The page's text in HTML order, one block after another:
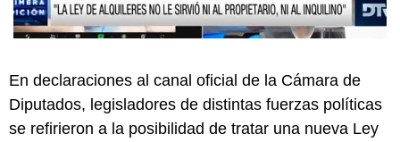
En declaraciones al canal oficial de la Cámara de
Diputados, legisladores de distintas fuerzas políticas
se refirieron a la posibilidad de tratar una nueva Ley